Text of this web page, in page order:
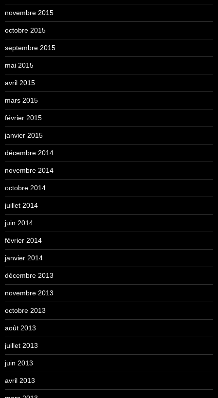
novembre 2015
octobre 2015
septembre 2015
mai 2015
avril 2015
mars 2015
février 2015
janvier 2015
décembre 2014
novembre 2014
octobre 2014
juillet 2014
juin 2014
février 2014
janvier 2014
décembre 2013
novembre 2013
octobre 2013
août 2013
juillet 2013
juin 2013
avril 2013